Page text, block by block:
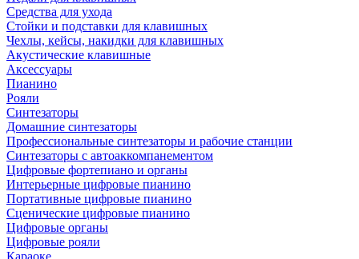
Средства для ухода
Стойки и подставки для клавишных
Чехлы, кейсы, накидки для клавишных
Акустические клавишные
Аксессуары
Пианино
Рояли
Синтезаторы
Домашние синтезаторы
Профессиональные синтезаторы и рабочие станции
Синтезаторы с автоаккомпанементом
Цифровые фортепиано и органы
Интерьерные цифровые пианино
Портативные цифровые пианино
Сценические цифровые пианино
Цифровые органы
Цифровые рояли
Караоке